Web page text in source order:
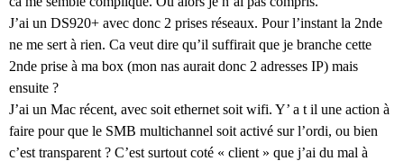
J’ai un DS920+ avec donc 2 prises réseaux. Pour l’instant la 2nde
ne me sert à rien. Ca veut dire qu’il suffirait que je branche cette
2nde prise à ma box (mon nas aurait donc 2 adresses IP) mais
ensuite ?
J’ai un Mac récent, avec soit ethernet soit wifi. Y’ a t il une action à
faire pour que le SMB multichannel soit activé sur l’ordi, ou bien
c’est transparent ? C’est surtout coté « client » que j’ai du mal à